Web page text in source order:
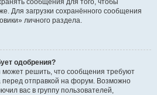
сообщения для того, чтобы
Для загрузки сохранённого сообщения
личного раздела.
одобрения?
решить, что сообщения требуют
перед отправкой на форум. Возможно
вас в группу пользователей,